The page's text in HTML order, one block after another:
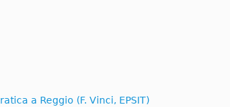
a Reggio (F. Vinci, EPSIT)